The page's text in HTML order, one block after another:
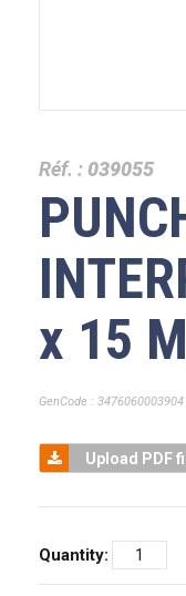
Réf. : 039055
x 15
GenCode :
Upload PDF
Quantity: